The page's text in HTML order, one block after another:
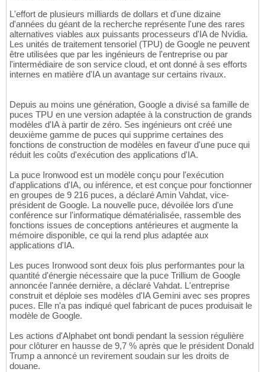
L'effort de plusieurs milliards de dollars et d'une dizaine
d'années du géant de la recherche représente l'une des rares
alternatives viables aux puissants processeurs d'IA de Nvidia.
Les unités de traitement tensoriel (TPU) de Google ne peuvent
être utilisées que par les ingénieurs de l'entreprise ou par
l'intermédiaire de son service cloud, et ont donné à ses efforts
internes en matière d'IA un avantage sur certains rivaux.
Depuis au moins une génération, Google a divisé sa famille de
puces TPU en une version adaptée à la construction de grands
modèles d'IA à partir de zéro. Ses ingénieurs ont créé une
deuxième gamme de puces qui supprime certaines des
fonctions de construction de modèles en faveur d'une puce qui
réduit les coûts d'exécution des applications d'IA.
La puce Ironwood est un modèle conçu pour l'exécution
d'applications d'IA, ou inférence, et est conçue pour fonctionner
en groupes de 9 216 puces, a déclaré Amin Vahdat, vice-
président de Google. La nouvelle puce, dévoilée lors d'une
conférence sur l'informatique dématérialisée, rassemble des
fonctions issues de conceptions antérieures et augmente la
mémoire disponible, ce qui la rend plus adaptée aux
applications d'IA.
Les puces Ironwood sont deux fois plus performantes pour la
quantité d'énergie nécessaire que la puce Trillium de Google
annoncée l'année dernière, a déclaré Vahdat. L'entreprise
construit et déploie ses modèles d'IA Gemini avec ses propres
puces. Elle n'a pas indiqué quel fabricant de puces produisait le
modèle de Google.
Les actions d'Alphabet ont bondi pendant la session régulière
pour clôturer en hausse de 9,7 % après que le président Donald
Trump a annoncé un revirement soudain sur les droits de
douane.